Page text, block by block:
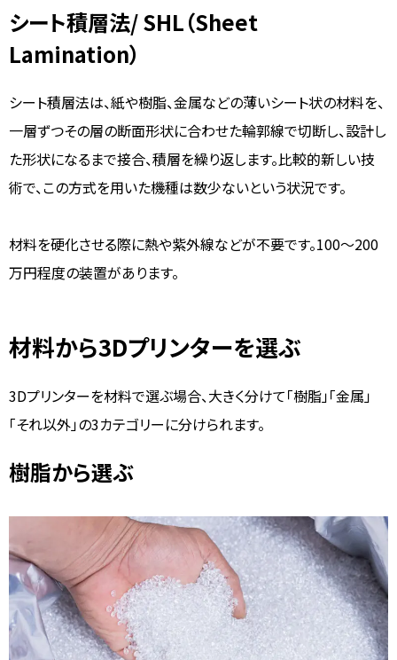
シート積層法/ SHL（Sheet
Lamination）
シート積層法は、紙や樹脂、金属などの薄いシート状の材料を、
一層ずつその層の断面形状に合わせた輪郭線で切断し、設計し
た形状になるまで接合、積層を繰り返します。比較的新しい技
術で、この方式を用いた機種は数少ないという状況です。
材料を硬化させる際に熱や紫外線などが不要です。100～200
万円程度の装置があります。
材料から3Dプリンターを選ぶ
3Dプリンターを材料で選ぶ場合、大きく分けて「樹脂」「金属」
「それ以外」の3カテゴリーに分けられます。
樹脂から選ぶ